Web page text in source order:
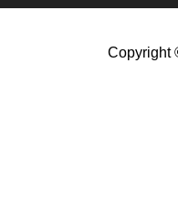
Copyright